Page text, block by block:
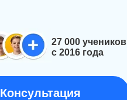
Консультация
27 000 учеников
c 2016 года